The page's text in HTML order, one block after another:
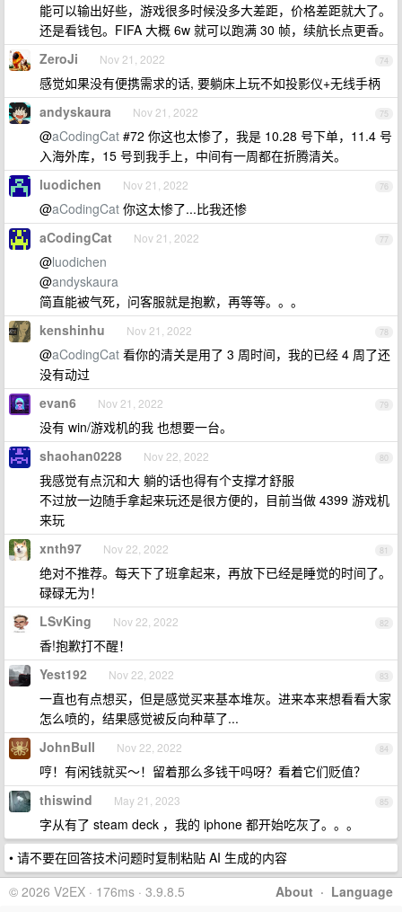
能可以输出好些，游戏很多时候没多大差距，价格差距就大了。
还是看钱包。FIFA 大概 6w 就可以跑满 30 帧，续航长点更香。
74
ZeroJi Nov 21, 2022
感觉如果没有便携需求的话, 要躺床上玩不如投影仪+无线手柄
75
andyskaura Nov 21, 2022
@aCodingCat #72 你这也太惨了，我是 10.28 号下单，11.4 号
入海外库，15 号到我手上，中间有一周都在折腾清关。
76
luodichen Nov 21, 2022
@aCodingCat 你这太惨了...比我还惨
77
aCodingCat Nov 21, 2022
@luodichen
@andyskaura
简直能被气死，问客服就是抱歉，再等等。。。
78
kenshinhu Nov 21, 2022
@aCodingCat 看你的清关是用了 3 周时间，我的已经 4 周了还
没有动过
79
evan6 Nov 21, 2022
没有 win/游戏机的我 也想要一台。
80
shaohan0228 Nov 22, 2022
我感觉有点沉和大 躺的话也得有个支撑才舒服
不过放一边随手拿起来玩还是很方便的，目前当做 4399 游戏机
来玩
81
xnth97 Nov 22, 2022
绝对不推荐。每天下了班拿起来，再放下已经是睡觉的时间了。
碌碌无为！
82
LSvKing Nov 22, 2022
香!抱歉打不醒！
83
Yest192 Nov 22, 2022
一直也有点想买，但是感觉买来基本堆灰。进来本来想看看大家
怎么喷的，结果感觉被反向种草了...
84
JohnBull Nov 22, 2022
哼！有闲钱就买～！留着那么多钱干吗呀？看着它们贬值？
85
thiswind May 21, 2023
字从有了 steam deck ，我的 iphone 都开始吃灰了。。。
• 请不要在回答技术问题时复制粘贴 AI 生成的内容
About · Language
© 2026 V2EX · 176ms · 3.9.8.5